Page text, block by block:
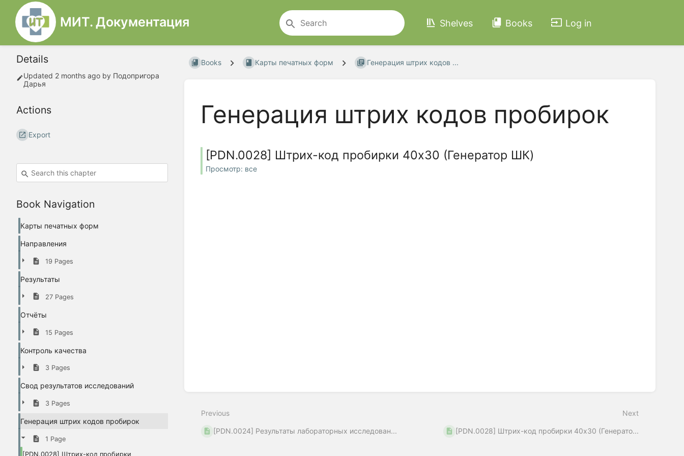
МИТ. Документация Shelves Books Log in
Details
Updated 2 months ago by Подопригора
Дарья
Actions
Export
Book Navigation
Карты печатных форм
Направления
19 Pages
Результаты
27 Pages
Отчёты
15 Pages
Контроль качества
3 Pages
Свод результатов исследований
3 Pages
Генерация штрих кодов пробирок
1 Page
[PDN.0028] Штрих-код пробирки
Books Карты печатных форм Генерация штрих кодов ...
Генерация штрих кодов пробирок
[PDN.0028] Штрих-код пробирки 40x30 (Генератор ШК)
Просмотр: все
Previous
[PDN.0024] Результаты лабораторных исследован...
Next
[PDN.0028] Штрих-код пробирки 40x30 (Генерато...